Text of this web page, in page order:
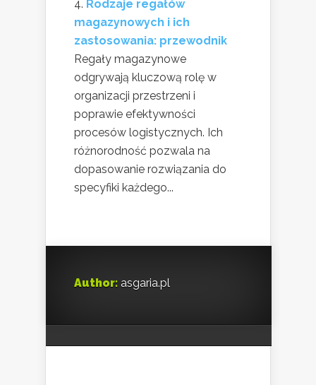
Rodzaje regałów
magazynowych i ich
zastosowania: przewodnik
Regały magazynowe
odgrywają kluczową rolę w
organizacji przestrzeni i
poprawie efektywności
procesów logistycznych. Ich
różnorodność pozwala na
dopasowanie rozwiązania do
specyfiki każdego...
Author: asgaria.pl